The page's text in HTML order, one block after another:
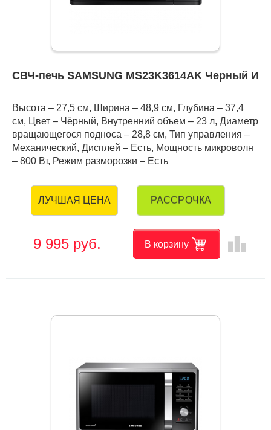
СВЧ-печь SAMSUNG MS23K3614AK Черный И
Высота – 27,5 см, Ширина – 48,9 см, Глубина – 37,4
см, Цвет – Чёрный, Внутренний объем – 23 л, Диаметр
вращающегося подноса – 28,8 см, Тип управления –
Механический, Дисплей – Есть, Мощность микроволн
– 800 Вт, Режим разморозки – Есть
ЛУЧШАЯ ЦЕНА РАССРОЧКА
9 995 руб. В корзину leaderboard